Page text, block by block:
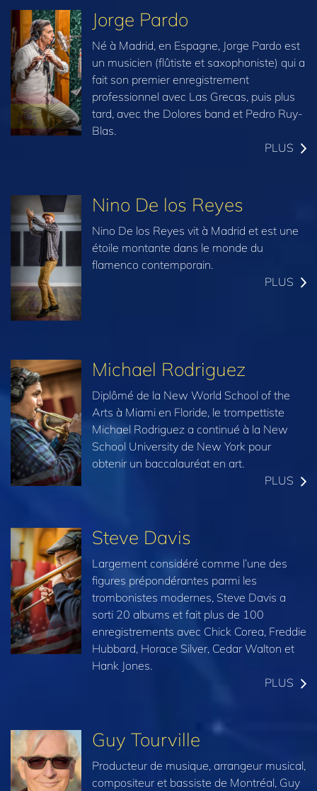
Jorge Pardo
Né à Madrid, en Espagne, Jorge Pardo est
un musicien (flûtiste et saxophoniste) qui a
fait son premier enregistrement
professionnel avec Las Grecas, puis plus
tard, avec the Dolores band et Pedro Ruy-
Blas.
PLUS
Nino De los Reyes
Nino De los Reyes vit à Madrid et est une
étoile montante dans le monde du
flamenco contemporain.
PLUS
Michael Rodriguez
Diplômé de la New World School of the
Arts à Miami en Floride, le trompettiste
Michael Rodriguez a continué à la New
School University de New York pour
obtenir un baccalauréat en art.
PLUS
Steve Davis
Largement considéré comme l’une des
figures prépondérantes parmi les
trombonistes modernes, Steve Davis a
sorti 20 albums et fait plus de 100
enregistrements avec Chick Corea, Freddie
Hubbard, Horace Silver, Cedar Walton et
Hank Jones.
PLUS
Guy Tourville
Producteur de musique, arrangeur musical,
compositeur et bassiste de Montréal, Guy